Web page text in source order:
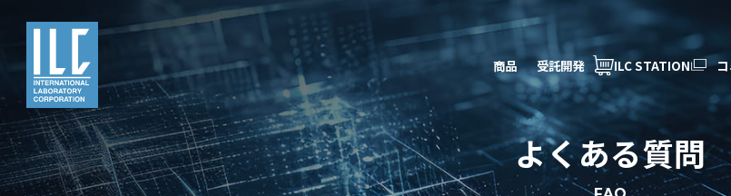
商品 受託開発 ILC STATION コ
よくある質問